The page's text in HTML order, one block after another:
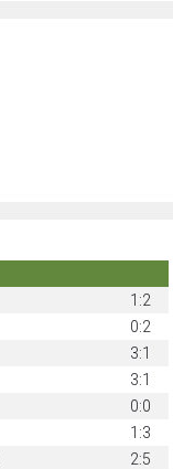
1:2
0:2
3:1
3:1
0:0
1:3
2:5